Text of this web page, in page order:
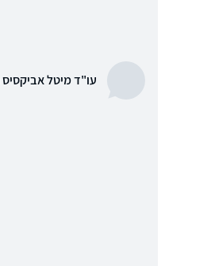
עו"ד מיטל אביקסיס